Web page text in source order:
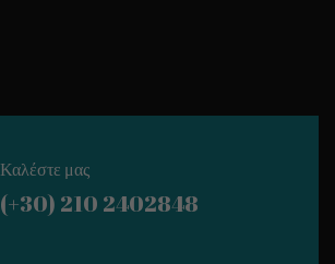
Καλέστε μας
(+30) 210 2402848